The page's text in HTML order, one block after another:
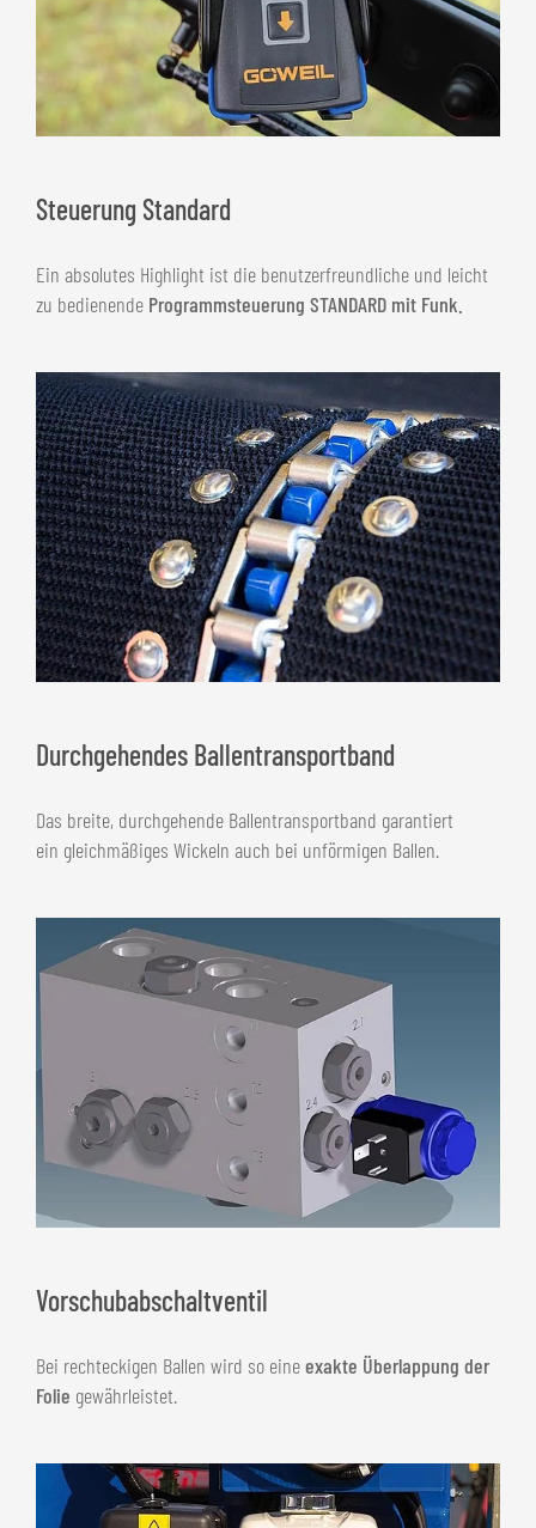
Steuerung Standard
Ein absolutes Highlight ist die benutzerfreundliche und leicht
zu bedienende Programmsteuerung STANDARD mit Funk.
Durchgehendes Ballentransportband
Das breite, durchgehende Ballentransportband garantiert
ein gleichmäßiges Wickeln auch bei unförmigen Ballen.
Vorschubabschaltventil
Bei rechteckigen Ballen wird so eineexakte Überlappung der
Folie gewährleistet.